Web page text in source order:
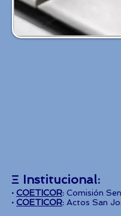
Ξ Institucional:
· COETICOR: Comisión
· COETICOR: Actos San